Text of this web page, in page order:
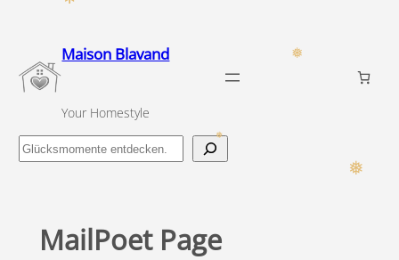
❅
❅
❅
springen
Maison Blavand
Your Homestyle
Finde
dein
MailPoet Page